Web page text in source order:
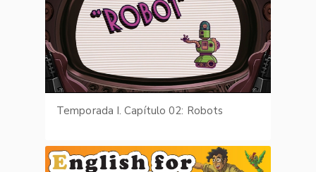
Temporada I. Capítulo 02: Robots